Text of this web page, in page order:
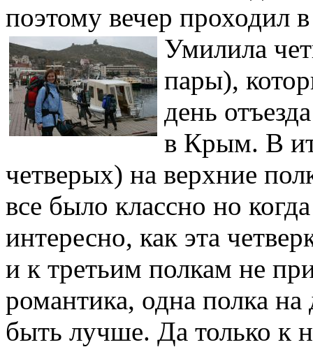
поэтому вечер проходил
Умилила
пары),
день
в Крым. В
четверых) на верхние
все было классно но
интересно, как эта
и к третьим полкам не
романтика, одна полка
быть лучше. Да только к